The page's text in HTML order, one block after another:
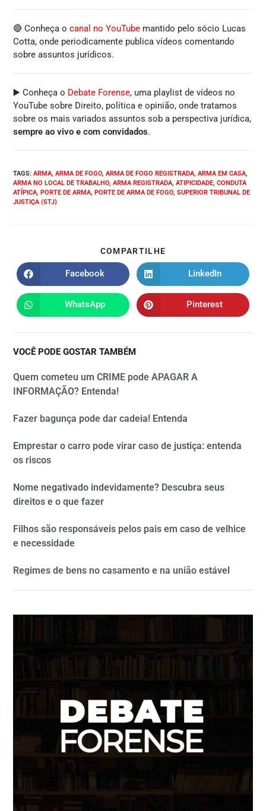
🔴 Conheça ocanal no YouTube mantido pelo sócio Lucas
Cotta, onde periodicamente publica vídeos comentando
sobre assuntos jurídicos.
▶️ Conheça o Debate Forense, uma playlist de vídeos no
YouTube sobre Direito, política e opinião, onde tratamos
sobre os mais variados assuntos sob a perspectiva jurídica,
sempre ao vivo e com convidados.
TAGS:ARMA, ARMA DE FOGO, ARMA DE FOGO REGISTRADA, ARMA EM CASA,
ARMA NO LOCAL DE TRABALHO, ARMA REGISTRADA, ATIPICIDADE, CONDUTA
ATÍPICA, PORTE DE ARMA, PORTE DE ARMA DE FOGO, SUPERIOR TRIBUNAL DE
JUSTIÇA (STJ)
COMPARTILHE
Facebook LinkedIn
WhatsApp Pinterest
VOCÊ PODE GOSTAR TAMBÉM
Quem cometeu um CRIME pode APAGAR A
INFORMAÇÃO? Entenda!
Fazer bagunça pode dar cadeia! Entenda
Emprestar o carro pode virar caso de justiça: entenda
os riscos
Nome negativado indevidamente? Descubra seus
direitos e o que fazer
Filhos são responsáveis pelos pais em caso de velhice
e necessidade
Regimes de bens no casamento e na união estável